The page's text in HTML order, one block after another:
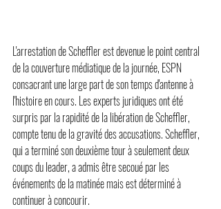
L'arrestation de Scheffler est devenue le point central
de la couverture médiatique de la journée, ESPN
consacrant une large part de son temps d'antenne à
l'histoire en cours. Les experts juridiques ont été
surpris par la rapidité de la libération de Scheffler,
compte tenu de la gravité des accusations. Scheffler,
qui a terminé son deuxième tour à seulement deux
coups du leader, a admis être secoué par les
événements de la matinée mais est déterminé à
continuer à concourir.